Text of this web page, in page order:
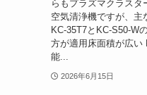
らもプラズマクラスタ
空気清浄機ですが、主
KC-35T7とKC-S50-W
方が適用床面積が広い
能...
2026年6月15日